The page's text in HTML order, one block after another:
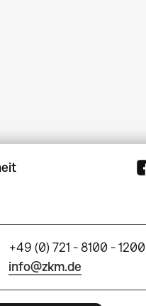
+49 (0) 721 - 8100 - 1200
info@zkm.de